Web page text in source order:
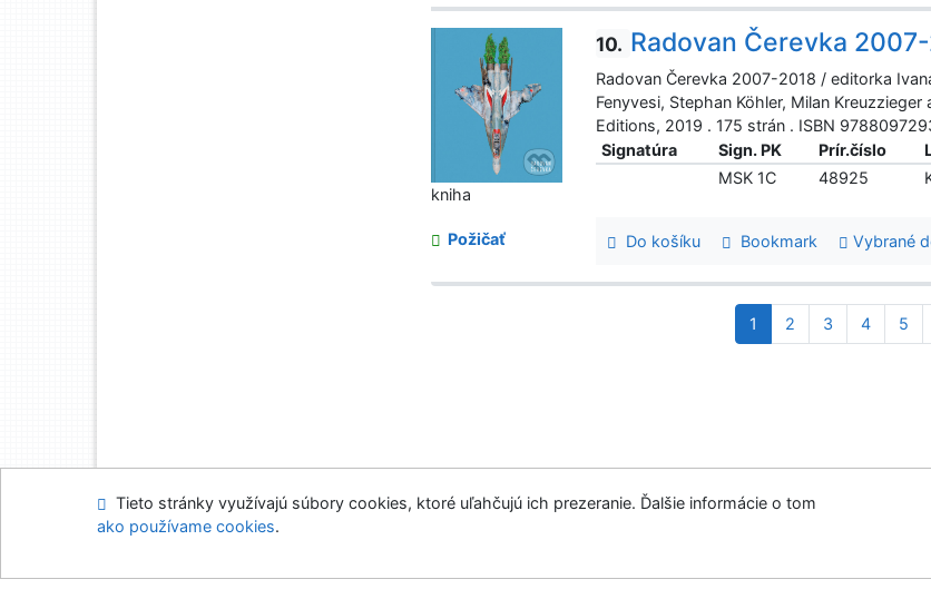
10. Radovan Čerevka
Radovan Čerevka 2007-2018 / editorka
Fenyvesi, Stephan Köhler, Milan
Editions, 2019 . 175 strán . ISBN
Signatúra
Sign. PK Prír.číslo
MSK 1C
48925
Do košíku Bookmark Vybrané
kniha
Požičať
1 2 3 4 5
Advanced Rapid Library
Tieto stránky využívajú súbory cookies, ktoré uľahčujú ich prezeranie. Ďalšie informácie o tom
ako používame cookies.